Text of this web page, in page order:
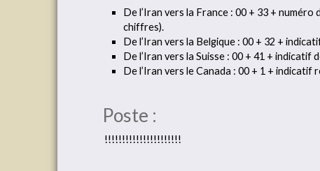
De l’Iran vers la France : 00 + 33 +
chiffres).
De l’Iran vers la Belgique : 00 + 32 +
De l’Iran vers la Suisse : 00 + 41 +
De l’Iran vers le Canada : 00 + 1 +
Poste :
!!!!!!!!!!!!!!!!!!!!!!